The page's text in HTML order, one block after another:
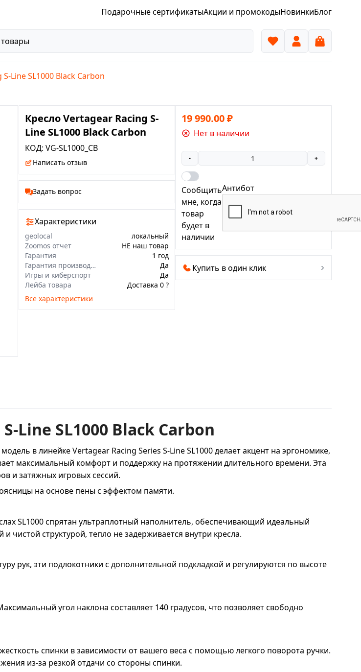
Подарочные сертификатыАкции и промокодыНовинкиБлог
Line SL1000 Black Carbon
Кресло Vertagear Racing S-
Line SL1000 Black Carbon
КОД: VG-SL1000_CB
Написать отзыв
Задать вопрос
Характеристики
geolocal
локальный
Zoomos отчет
НЕ наш товар
Гарантия
1 год
Гарантия производителя
Да
Игры и киберспорт
Да
Лейба товара
Доставка 0 ?
Все характеристики
19 990.00₽
Нет в наличии
- +
Сообщить
мне, когда
товар
будет в
наличии
Антибот
Купить в один клик
Line SL1000 Black Carbon
в линейке Vertagear Racing Series S-Line SL1000 делает акцент на эргономике,
максимальный комфорт и поддержку на протяжении длительного времени. Эта
и затяжных игровых сессий.
на основе пены с эффектом памяти.
SL1000 спрятан ультраплотный наполнитель, обеспечивающий идеальный
структурой, тепло не задерживается внутри кресла.
рук, эти подлокотники с дополнительной подкладкой и регулируются по высоте
угол наклона составляет 140 градусов, что позволяет свободно
спинки в зависимости от вашего веса с помощью легкого поворота ручки.
из-за резкой отдачи со стороны спинки.